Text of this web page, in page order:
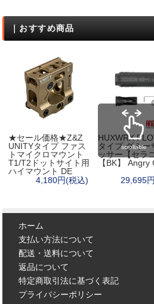
｜おすすめ商品
★セール価格★Z&Z
UNITYタイプ ファス
トマイクロマウント
T1/T2ドットサイト用
ハイマウント DE
4,180円(税込)
HUXWRX
タイプ ダミー
ッサー【セラ
【BK】 Angry
29,695
scrollable
ホーム
支払い方法について
配送・送料について
返品について
特定商取引法に基づく表記
プライバシーポリシー